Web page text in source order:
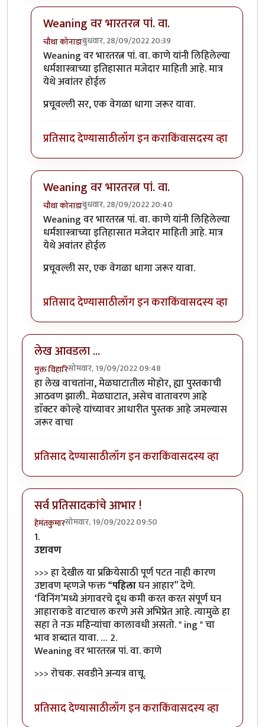
Weaning वर भारतरत्न पां. वा.
चौथा कोनाडाबुधवार, 28/09/2022 20:39
In reply toलेख आवडला. तेव्हाही तुमचेbyप्रचेतस
Weaning वर भारतरत्न पां. वा. काणे यांनी लिहिलेल्या
धर्मशास्त्राच्या इतिहासात मजेदार माहिती आहे. मात्र
येथे अवांतर होईल
प्रचूवल्ली सर, एक वेगळा धागा जरूर यावा.
प्रतिसाद देण्यासाठीलॉग इन कराकिंवासदस्य व्हा
Weaning वर भारतरत्न पां. वा.
चौथा कोनाडाबुधवार, 28/09/2022 20:40
In reply toलेख आवडला. तेव्हाही तुमचेbyप्रचेतस
Weaning वर भारतरत्न पां. वा. काणे यांनी लिहिलेल्या
धर्मशास्त्राच्या इतिहासात मजेदार माहिती आहे. मात्र
येथे अवांतर होईल
प्रचूवल्ली सर, एक वेगळा धागा जरूर यावा.
प्रतिसाद देण्यासाठीलॉग इन कराकिंवासदस्य व्हा
लेख आवडला ...
मुक्त विहारिसोमवार, 19/09/2022 09:48
हा लेख वाचतांना, मेळघाटातील मोहोर, ह्या पुस्तकाची
आठवण झाली.. मेळघाटात, असेच वातावरण आहे
डाॅक्टर कोल्हे यांच्यावर आधारीत पुस्तक आहे जमल्यास
जरूर वाचा
प्रतिसाद देण्यासाठीलॉग इन कराकिंवासदस्य व्हा
सर्व प्रतिसादकांचे आभार !
हेमंतकुमारसोमवार, 19/09/2022 09:50
1.
उष्टावण
>>> हा देखील या प्रक्रियेसाठी पूर्ण पटत नाही कारण
उष्टावण म्हणजे फक्त “पहिलाघन आहार” देणे.
‘विनिंग’मध्ये अंगावरचे दूध कमी करत करत संपूर्ण घन
आहाराकडे वाटचाल करणे असे अभिप्रेत आहे. त्यामुळे हा
सहा ते नऊ महिन्यांचा कालावधी असतो. " ing " चा
भाव शब्दात यावा. … 2.
Weaning वर भारतरत्न पां. वा. काणे
>>> रोचक. सवडीने अन्यत्र वाचू.
प्रतिसाद देण्यासाठीलॉग इन कराकिंवासदस्य व्हा